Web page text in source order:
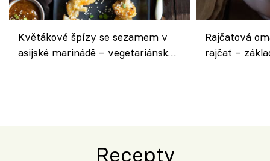
Květákové špízy se sezamem v
asijské marinádě – vegetariánská
Rajčatová
rajčat –
Recepty